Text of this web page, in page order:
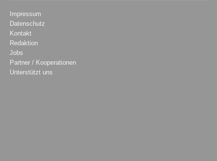
Impressum
Datenschutz
Kontakt
Redaktion
Jobs
Partner / Kooperationen
Unterstützt uns